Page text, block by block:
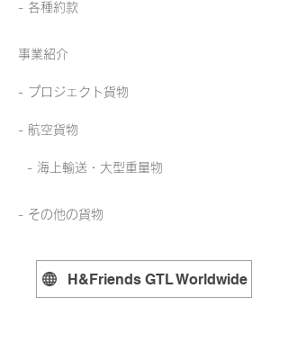
​- 各種約款
事業紹介
- プロジェクト貨物
- 航空貨物
- 海上輸送・大型重量物
- その他の貨物
H&Friends GTL Worldwide